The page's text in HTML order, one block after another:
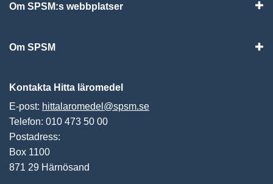
Om SPSM:s webbplatser
Om SPSM
Kontakta Hitta läromedel
E-post: hittalaromedel@spsm.se
Telefon: 010 473 50 00
Postadress:
Box 1100
871 29 Härnösand